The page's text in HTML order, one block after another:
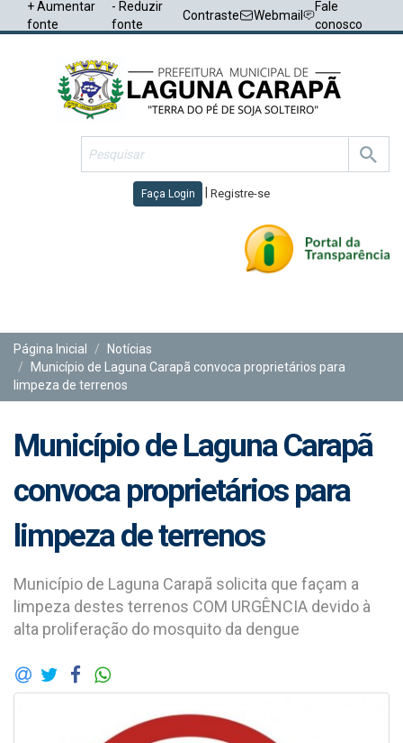
+ Aumentar
fonte
- Reduzir
fonte
Contraste Webmail
Fale
conosco
Faça Login Registre-se
Página Inicial
Notícias
Município de Laguna Carapã convoca proprietários para
limpeza de terrenos
Município de Laguna Carapã
convoca proprietários para
limpeza de terrenos
Município de Laguna Carapã solicita que façam a
limpeza destes terrenos COM URGÊNCIA devido à
alta proliferação do mosquito da dengue